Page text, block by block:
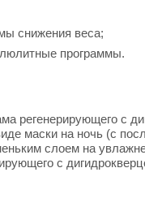
снижения веса;
программы.
регенерирующего с
маски на ночь (с
слоем на
с